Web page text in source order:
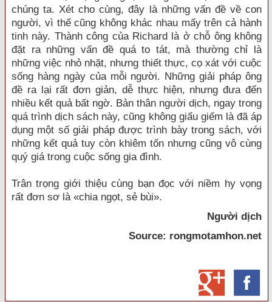
chúng ta. Xét cho cùng, đây là những vấn đề về con
người, vì thế cũng không khác nhau mấy trên cả hành
tinh này. Thành công của Richard là ở chỗ ông không
đặt ra những vấn đề quá to tát, mà thường chỉ là
những việc nhỏ nhặt, nhưng thiết thực, cọ xát với cuộc
sống hàng ngày của mỗi người. Những giải pháp ông
đề ra lại rất đơn giản, dễ thực hiện, nhưng đưa đến
nhiều kết quả bất ngờ. Bản thân người dịch, ngay trong
quá trình dịch sách này, cũng không giấu giếm là đã áp
dụng một số giải pháp được trình bày trong sách, với
những kết quả tuy còn khiêm tốn nhưng cũng vô cùng
quý giá trong cuộc sống gia đình.
Trân trọng giới thiệu cùng bạn đọc với niềm hy vọng
rất đơn sơ là «chia ngọt, sẻ bùi».
Người dịch
Source: rongmotamhon.net